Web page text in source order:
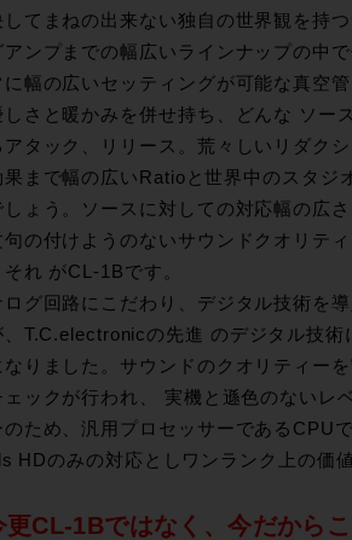
してまねの出来ない独自の世界観を持
アンプまでの幅広いラインナップの中
に幅の広いセッティングが可能な真空
しさと暖かみを併せ持ち、どんな ソー
アタック、リリース。荒々しいリダク
果まで幅の広いRatioと世界中のスタジ
しょう。ソースに対しての対応幅の広
句の付けようのないサウンドクオリテ
それ がCL-1Bです。
ログ回路にこだわり、デジタル技術を
、T.C.electronicの先進 のデジタル技術
なりました。サウンドのクオリティー
ェックが行われ、 実機と遜色のない
のため、汎用プロセッサーであるCPU
HDのみの対応としワンランク上の価
更CL-1Bではなく、今だから